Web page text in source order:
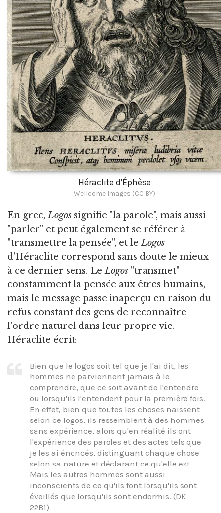
Héraclite d'Éphèse
Wellcome Images (CC BY)
En grec,Logos signifie "la parole", mais aussi
"parler" et peut également se référer à
"transmettre la pensée", et leLogos
d'Héraclite correspond sans doute le mieux
à ce dernier sens. LeLogos "transmet"
constamment la pensée aux êtres humains,
mais le message passe inaperçu en raison du
refus constant des gens de reconnaître
l'ordre naturel dans leur propre vie.
Héraclite écrit:
Bien que le logos soit tel que je l'ai dit, les
hommes ne parviennent jamais à le
comprendre, que ce soit avant de l'entendre
ou lorsqu'ils l'entendent pour la première fois.
En effet, bien que toutes les choses naissent
selon ce logos, ils ressemblent à des hommes
sans expérience, alors qu'en réalité ils ont
l'expérience des paroles et des actes tels que
je les ai énoncés, distinguant chaque chose
selon sa nature et déclarant ce qu'elle est.
Mais les autres hommes sont aussi
inconscients de ce qu'ils font lorsqu'ils sont
éveillés que lorsqu'ils sont endormis. (DK
22B1)